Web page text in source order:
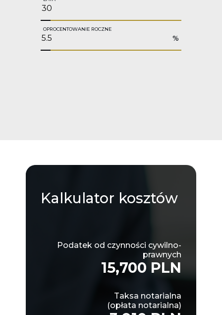
OPROCENTOWANIE ROCZNE
%
Kalkulator kosztów
Podatek od czynności cywilno-
prawnych
15,700 PLN
Taksa notarialna
(opłata notarialna)